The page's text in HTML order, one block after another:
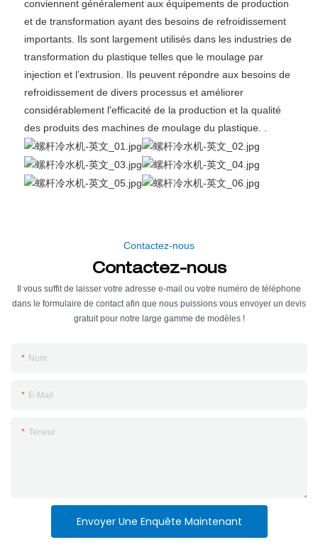
conviennent généralement aux équipements de production
et de transformation ayant des besoins de refroidissement
importants. Ils sont largement utilisés dans les industries de
transformation du plastique telles que le moulage par
injection et l’extrusion. Ils peuvent répondre aux besoins de
refroidissement de divers processus et améliorer
considérablement l'efficacité de la production et la qualité
des produits des machines de moulage du plastique. .
Contactez-nous
Contactez-nous
Il vous suffit de laisser votre adresse e-mail ou votre numéro de téléphone
dans le formulaire de contact afin que nous puissions vous envoyer un devis
gratuit pour notre large gamme de modèles !
Nom
E-Mail
Teneur
Envoyer Une Enquête Maintenant